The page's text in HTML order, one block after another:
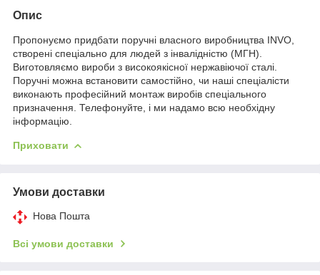
Опис
Пропонуємо придбати поручні власного виробництва INVO,
створені спеціально для людей з інвалідністю (МГН).
Виготовляємо вироби з високоякісної нержавіючої сталі.
Поручні можна встановити самостійно, чи наші спеціалісти
виконають професійний монтаж виробів спеціального
призначення. Телефонуйте, і ми надамо всю необхідну
інформацію.
Приховати
Умови доставки
Нова Пошта
Всі умови доставки